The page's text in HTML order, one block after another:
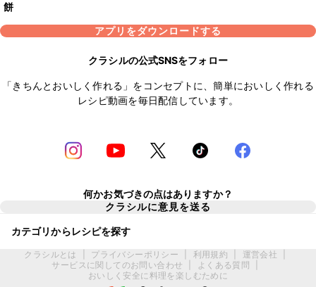
餅
アプリをダウンロードする
クラシルの公式SNSをフォロー
「きちんとおいしく作れる」をコンセプトに、簡単においしく作れる
レシピ動画を毎日配信しています。
何かお気づきの点はありますか？
クラシルに意見を送る
カテゴリからレシピを探す
クラシルとは プライバシーポリシー 利用規約 運営会社
サービスに関してのお問い合わせ
よくある質問
おいしく安全に料理を楽しむために